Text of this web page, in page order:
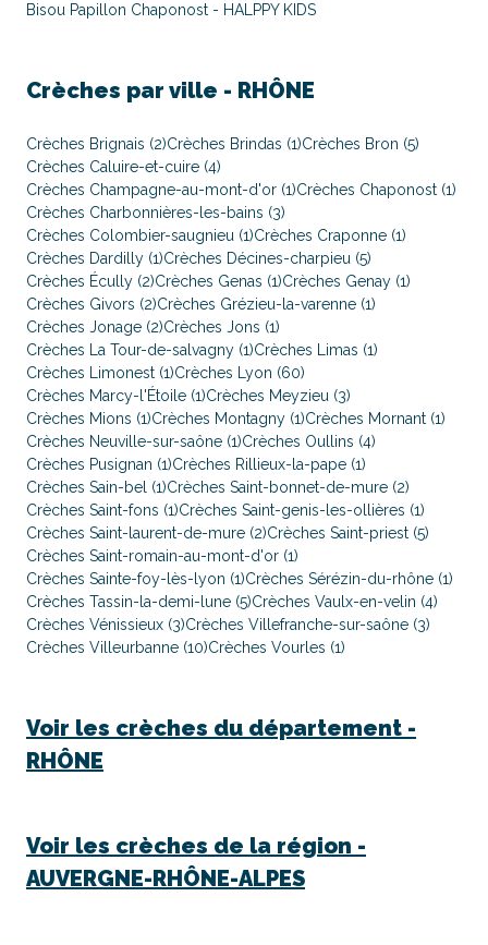
Bisou Papillon Chaponost - HALPPY KIDS
Crèches par ville - RHÔNE
Crèches Brignais (2)Crèches Brindas (1)Crèches Bron (5)
Crèches Caluire-et-cuire (4)
Crèches Champagne-au-mont-d'or (1)Crèches Chaponost (1)
Crèches Charbonnières-les-bains (3)
Crèches Colombier-saugnieu (1)Crèches Craponne (1)
Crèches Dardilly (1)Crèches Décines-charpieu (5)
Crèches Écully (2)Crèches Genas (1)Crèches Genay (1)
Crèches Givors (2)Crèches Grézieu-la-varenne (1)
Crèches Jonage (2)Crèches Jons (1)
Crèches La Tour-de-salvagny (1)Crèches Limas (1)
Crèches Limonest (1)Crèches Lyon (60)
Crèches Marcy-l'Étoile (1)Crèches Meyzieu (3)
Crèches Mions (1)Crèches Montagny (1)Crèches Mornant (1)
Crèches Neuville-sur-saône (1)Crèches Oullins (4)
Crèches Pusignan (1)Crèches Rillieux-la-pape (1)
Crèches Sain-bel (1)Crèches Saint-bonnet-de-mure (2)
Crèches Saint-fons (1)Crèches Saint-genis-les-ollières (1)
Crèches Saint-laurent-de-mure (2)Crèches Saint-priest (5)
Crèches Saint-romain-au-mont-d'or (1)
Crèches Sainte-foy-lès-lyon (1)Crèches Sérézin-du-rhône (1)
Crèches Tassin-la-demi-lune (5)Crèches Vaulx-en-velin (4)
Crèches Vénissieux (3)Crèches Villefranche-sur-saône (3)
Crèches Villeurbanne (10)Crèches Vourles (1)
Voir les crèches du département -
RHÔNE
Voir les crèches de la région -
AUVERGNE-RHÔNE-ALPES